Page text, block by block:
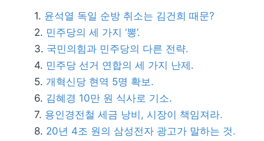
윤석열 독일 순방 취소는 김건희 때문?
민주당의 세 가지 ‘뽕’.
국민의힘과 민주당의 다른 전략.
민주당 선거 연합의 세 가지 난제.
개혁신당 현역 5명 확보.
김혜경 10만 원 식사로 기소.
용인경전철 세금 낭비, 시장이 책임져라.
20년 4조 원의 삼성전자 광고가 말하는 것.